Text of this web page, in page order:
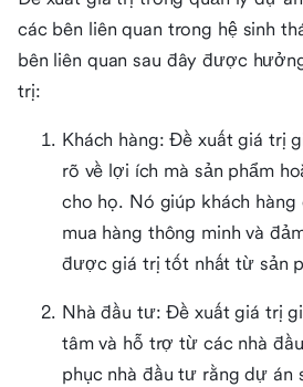
các bên liên quan trong hệ sinh
bên liên quan sau đây được
trị:
Khách hàng: Đề xuất giá trị
rõ về lợi ích mà sản phẩm
cho họ. Nó giúp khách
mua hàng thông minh và
được giá trị tốt nhất từ sản
Nhà đầu tư: Đề xuất giá trị
tâm và hỗ trợ từ các nhà
phục nhà đầu tư rằng dự án